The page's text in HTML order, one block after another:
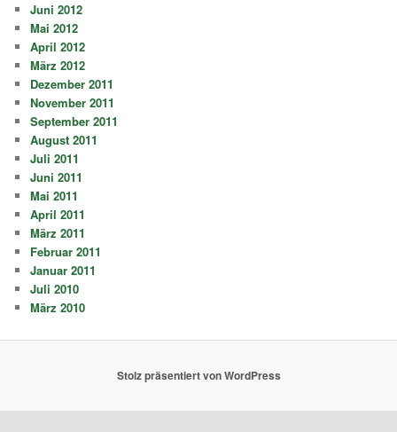
Juni 2012
Mai 2012
April 2012
März 2012
Dezember 2011
November 2011
September 2011
August 2011
Juli 2011
Juni 2011
Mai 2011
April 2011
März 2011
Februar 2011
Januar 2011
Juli 2010
März 2010
Stolz präsentiert von WordPress